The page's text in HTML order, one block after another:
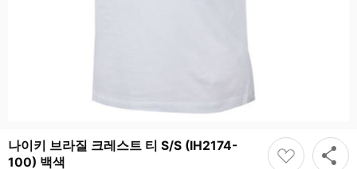
나이키 브라질 크레스트 티 S/S (IH2174-
100) 백색